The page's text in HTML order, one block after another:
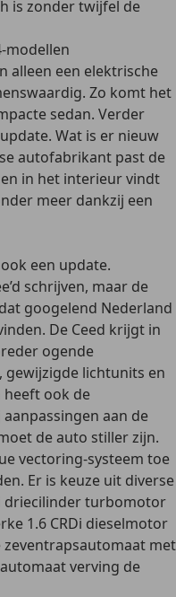
is zonder twijfel de
modellen
alleen een elektrische
Zo komt het
sedan. Verder
Wat is er nieuw
autofabrikant past de
in het interieur vindt
meer dankzij een
een update.
schrijven, maar de
googelend Nederland
De Ceed krijgt in
ogende
lichtunits en
heeft ook de
aan de
de auto stiller zijn.
vectoring-systeem toe
Er is keuze uit diverse
driecilinder turbomotor
1.6 CRDi dieselmotor
zeventrapsautomaat met
verving de